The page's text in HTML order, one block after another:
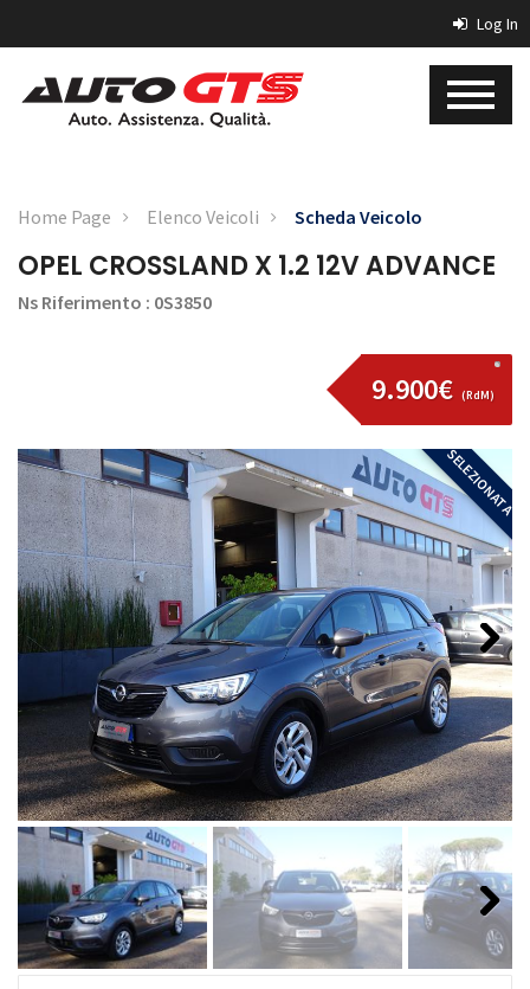
Log In
Home Page Elenco Veicoli Scheda Veicolo
OPEL CROSSLAND X 1.2 12V ADVANCE
Ns Riferimento : 0S3850
9.900€ (RdM)
SELEZIONATA
Next
Next